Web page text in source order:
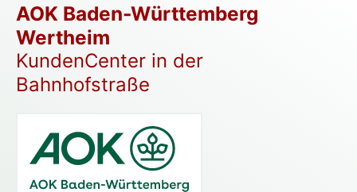
AOK Baden-Württemberg
Wertheim
KundenCenter in der
Bahnhofstraße